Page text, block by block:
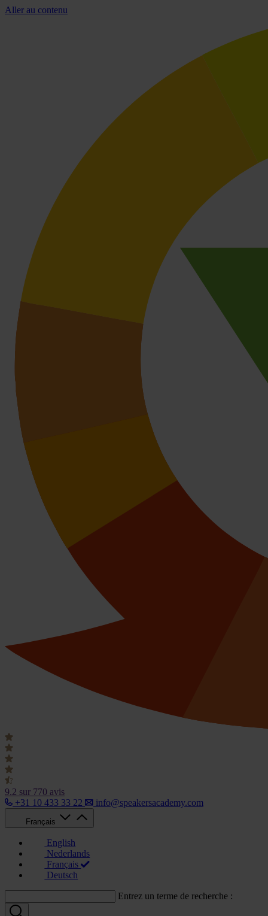
Aller au contenu
9.2 sur 770 avis
+31 10 433 33 22
info@speakersacademy.com
Français
English
Nederlands
Français
Deutsch
Entrez un terme de recherche :